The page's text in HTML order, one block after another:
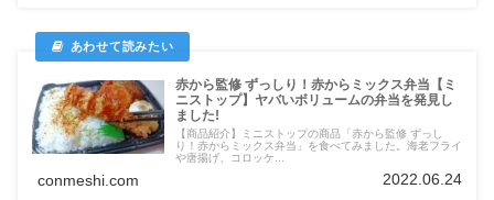
赤から監修 ずっしり！赤からミックス弁当【ミ
ニストップ】ヤバいボリュームの弁当を発見し
ました!
【商品紹介】ミニストップの商品「赤から監修 ずっし
り！赤からミックス弁当」を食べてみました。海老フライ
や唐揚げ、コロッケ...
conmeshi.com 2022.06.24